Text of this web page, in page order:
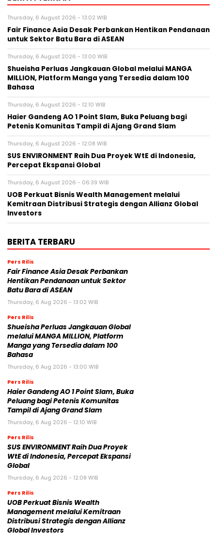
Thursday, 6 August 2026 - 13:02 WIB
Fair Finance Asia Desak Perbankan Hentikan Pendanaan
untuk Sektor Batu Bara di ASEAN
Thursday, 6 August 2026 - 13:00 WIB
Shueisha Perluas Jangkauan Global melalui MANGA
MILLION, Platform Manga yang Tersedia dalam 100
Bahasa
Thursday, 6 August 2026 - 12:10 WIB
Haier Gandeng AO 1 Point Slam, Buka Peluang bagi
Petenis Komunitas Tampil di Ajang Grand Slam
Thursday, 6 August 2026 - 12:08 WIB
SUS ENVIRONMENT Raih Dua Proyek WtE di Indonesia,
Percepat Ekspansi Global
Thursday, 6 August 2026 - 06:39 WIB
UOB Perkuat Bisnis Wealth Management melalui
Kemitraan Distribusi Strategis dengan Allianz Global
Investors
BERITA TERBARU
Pers Rilis
Fair Finance Asia Desak Perbankan
Hentikan Pendanaan untuk Sektor
Batu Bara di ASEAN
Thursday, 6 Aug 2026 - 13:02 WIB
Pers Rilis
Shueisha Perluas Jangkauan Global
melalui MANGA MILLION, Platform
Manga yang Tersedia dalam 100
Bahasa
Thursday, 6 Aug 2026 - 13:00 WIB
Pers Rilis
Haier Gandeng AO 1 Point Slam, Buka
Peluang bagi Petenis Komunitas
Tampil di Ajang Grand Slam
Thursday, 6 Aug 2026 - 12:10 WIB
Pers Rilis
SUS ENVIRONMENT Raih Dua Proyek
WtE di Indonesia, Percepat Ekspansi
Global
Thursday, 6 Aug 2026 - 12:08 WIB
Pers Rilis
UOB Perkuat Bisnis Wealth
Management melalui Kemitraan
Distribusi Strategis dengan Allianz
Global Investors